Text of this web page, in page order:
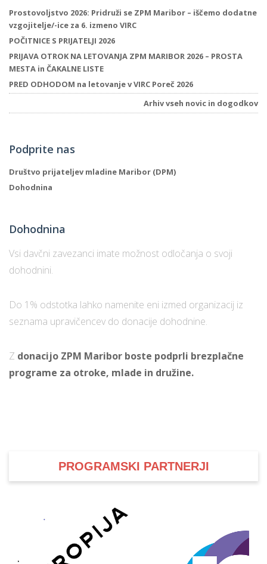
Prostovoljstvo 2026: Pridruži se ZPM Maribor – iščemo dodatne
vzgojitelje/-ice za 6. izmeno VIRC
POČITNICE S PRIJATELJI 2026
PRIJAVA OTROK NA LETOVANJA ZPM MARIBOR 2026 – PROSTA
MESTA in ČAKALNE LISTE
PRED ODHODOM na letovanje v VIRC Poreč 2026
Arhiv vseh novic in dogodkov
Podprite nas
Društvo prijateljev mladine Maribor (DPM)
Dohodnina
Dohodnina
Vsi davčni zavezanci imate možnost odločanja o svoji
dohodnini.
Do 1% odstotka lahko namenite eni izmed organizacij iz
seznama upravičencev do donacije dohodnine.
Z donacijo ZPM Maribor boste podprli brezplačne
programe za otroke, mlade in družine.
PROGRAMSKI PARTNERJI